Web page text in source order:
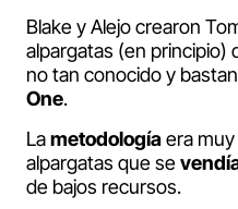
Blake y Alejo crearon
alpargatas (en principio)
no tan conocido y
One.
Lametodologíaera
alpargatas que se
de bajos recursos.